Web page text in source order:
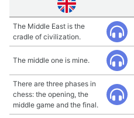
The Middle East is the
cradle of civilization.
The middle one is mine.
There are three phases in
chess: the opening, the
middle game and the final.